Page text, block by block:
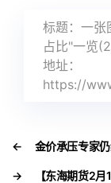
标题：一张
占比"一览
地址：
https://
← 金价承压专家
→ 【东海期货2